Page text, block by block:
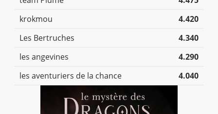
krokmou
4.420
Les Bertruches
4.340
les angevines
4.290
les aventuriers de la chance
4.040